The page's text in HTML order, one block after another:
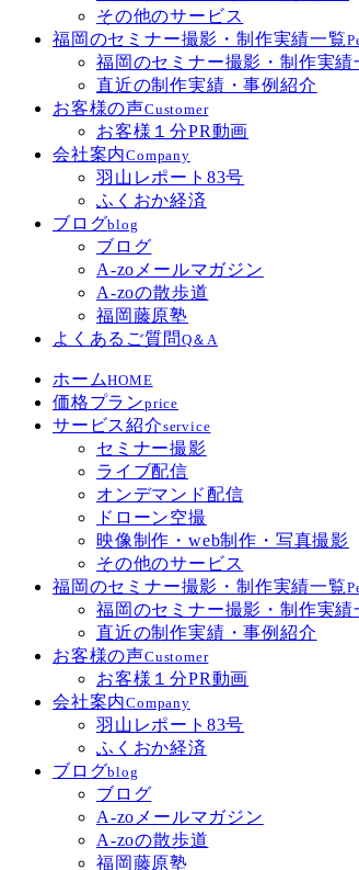
その他のサービス
福岡のセミナー撮影・制作実績一覧
福岡のセミナー撮影・制作実績
直近の制作実績・事例紹介
お客様の声Customer
お客様１分PR動画
会社案内Company
羽山レポート83号
ふくおか経済
ブログblog
ブログ
A-zoメールマガジン
A-zoの散歩道
福岡藤原塾
よくあるご質問 Q＆A
ホームHOME
価格プランprice
サービス紹介service
セミナー撮影
ライブ配信
オンデマンド配信
ドローン空撮
映像制作・web制作・写真撮影
その他のサービス
福岡のセミナー撮影・制作実績一覧
福岡のセミナー撮影・制作実績
直近の制作実績・事例紹介
お客様の声Customer
お客様１分PR動画
会社案内Company
羽山レポート83号
ふくおか経済
ブログblog
ブログ
A-zoメールマガジン
A-zoの散歩道
福岡藤原塾